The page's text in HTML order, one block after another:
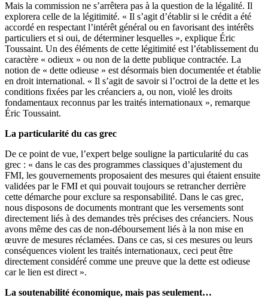
Mais la commission ne s’arrêtera pas à la question de la légalité. Il
explorera celle de la légitimité. « Il s’agit d’établir si le crédit a été
accordé en respectant l’intérêt général ou en favorisant des intérêts
particuliers et si oui, de déterminer lesquelles », explique Éric
Toussaint. Un des éléments de cette légitimité est l’établissement du
caractère « odieux » ou non de la dette publique contractée. La
notion de « dette odieuse » est désormais bien documentée et établie
en droit international. « Il s’agit de savoir si l’octroi de la dette et les
conditions fixées par les créanciers a, ou non, violé les droits
fondamentaux reconnus par les traités internationaux », remarque
Éric Toussaint.
La particularité du cas grec
De ce point de vue, l’expert belge souligne la particularité du cas
grec : « dans le cas des programmes classiques d’ajustement du
FMI, les gouvernements proposaient des mesures qui étaient ensuite
validées par le FMI et qui pouvait toujours se retrancher derrière
cette démarche pour exclure sa responsabilité. Dans le cas grec,
nous disposons de documents montrant que les versements sont
directement liés à des demandes très précises des créanciers. Nous
avons même des cas de non-déboursement liés à la non mise en
œuvre de mesures réclamées. Dans ce cas, si ces mesures ou leurs
conséquences violent les traités internationaux, ceci peut être
directement considéré comme une preuve que la dette est odieuse
car le lien est direct ».
La soutenabilité économique, mais pas seulement…